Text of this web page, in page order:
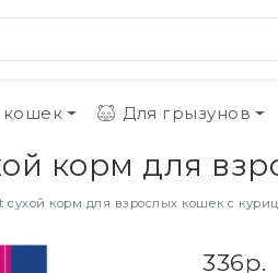
кошек Для грызунов
корм для
корм для взрослых кошек с
336р.